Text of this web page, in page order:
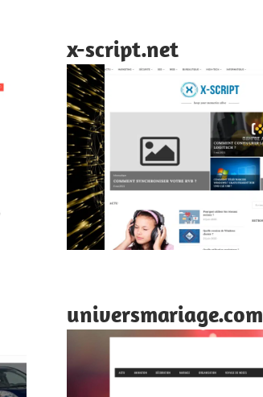
x-script.net
universmariage.com